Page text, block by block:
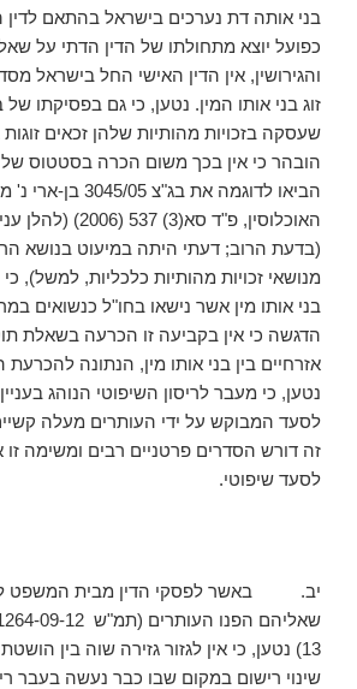
בני אותה דת נערכים בישראל בהתאם לדין
כפועל יוצא מתחולתו של הדין הדתי על
והגירושין, אין הדין האישי החל בישראל
זוג בני אותו המין. נטען, כי גם בפסיקתו
שעסקה בזכויות מהותיות שלהן זכאים זוגות
הובהר כי אין בכך משום הכרה בסטטוס של
הביאו לדוגמה את בג"צ
האוכלוסין, פ"ד סא(3)
(בדעת הרוב; דעתי היתה במיעוט בנושא
מנושאי זכויות מהותיות כלכליות, למשל), כי
בני אותו מין אשר נישאו בחו"ל כנשואים
הדגשה כי אין בקביעה זו הכרעה בשאלת
אזרחיים בין בני אותו מין, הנתונה
נטען, כי מעבר לריסון השיפוטי הנוהג
לסעד המבוקש על ידי העותרים מעלה
זה דורש הסדרים פרטניים רבים ומשימה
לסעד שיפוטי.
יב. באשר לפסקי הדין מבית המשפט
13) נטען, כי אין לגזור גזירה שוה בין
שינוי רישום במקום שבו כבר נעשה בעבר